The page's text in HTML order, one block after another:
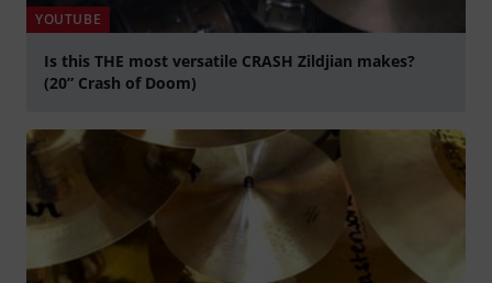
YOUTUBE
Is this THE most versatile CRASH Zildjian makes?
(20” Crash of Doom)